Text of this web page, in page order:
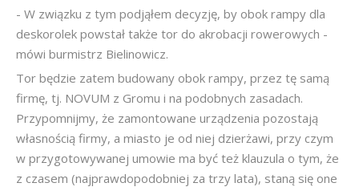
- W związku z tym podjąłem decyzję, by obok rampy dla
deskorolek powstał także tor do akrobacji rowerowych -
mówi burmistrz Bielinowicz.
Tor będzie zatem budowany obok rampy, przez tę samą
firmę, tj. NOVUM z Gromu i na podobnych zasadach.
Przypomnijmy, że zamontowane urządzenia pozostają
własnością firmy, a miasto je od niej dzierżawi, przy czym
w przygotowywanej umowie ma być też klauzula o tym, że
z czasem (najprawdopodobniej za trzy lata), staną się one